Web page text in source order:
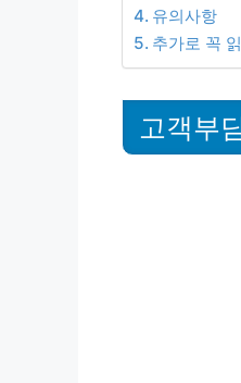
유의사항
추가로 꼭
고객부